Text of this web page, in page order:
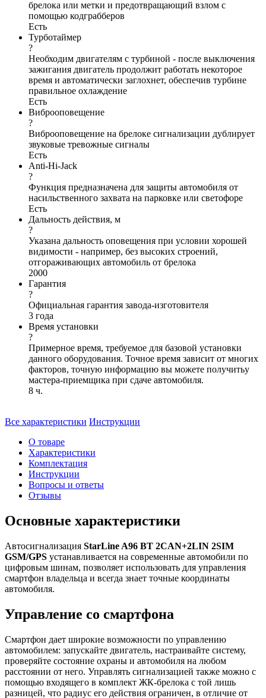
брелока или метки и предотвращающий взлом с
помощью кодграбберов
Есть
Турботаймер
?
Необходим двигателям с турбиной - после выключения
зажигания двигатель продолжит работать некоторое
время и автоматически заглохнет, обеспечив турбине
правильное охлаждение
Есть
Виброоповещение
?
Виброоповещение на брелоке сигнализации дублирует
звуковые тревожные сигналы
Есть
Anti-Hi-Jack
?
Функция предназначена для защиты автомобиля от
насильственного захвата на парковке или светофоре
Есть
Дальность действия, м
?
Указана дальность оповещения при условии хорошей
видимости - например, без высоких строений,
отгораживающих автомобиль от брелока
2000
Гарантия
?
Официальная гарантия завода-изготовителя
3 года
Время установки
?
Примерное время, требуемое для базовой установки
данного оборудования. Точное время зависит от многих
факторов, точную информацию вы можете получитьу
мастера-приемщика при сдаче автомобиля.
8 ч.
Все характеристики Инструкции
О товаре
Характеристики
Комплектация
Инструкции
Вопросы и ответы
Отзывы
Основные характеристики
Автосигнализация StarLine A96 BT 2CAN+2LIN 2SIM
GSM/GPS устанавливается на современные автомобили по
цифровым шинам, позволяет использовать для управления
смартфон владельца и всегда знает точные координаты
автомобиля.
Управление со смартфона
Смартфон дает широкие возможности по управлению
автомобилем: запускайте двигатель, настраивайте систему,
проверяйте состояние охраны и автомобиля на любом
расстоянии от него. Управлять сигнализацией также можно с
помощью входящего в комплект ЖК-брелока с той лишь
разницей, что радиус его действия ограничен, в отличие от